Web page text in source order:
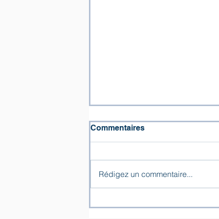
hommage du Chœur de
Commentaires
Rédigez un commentaire...